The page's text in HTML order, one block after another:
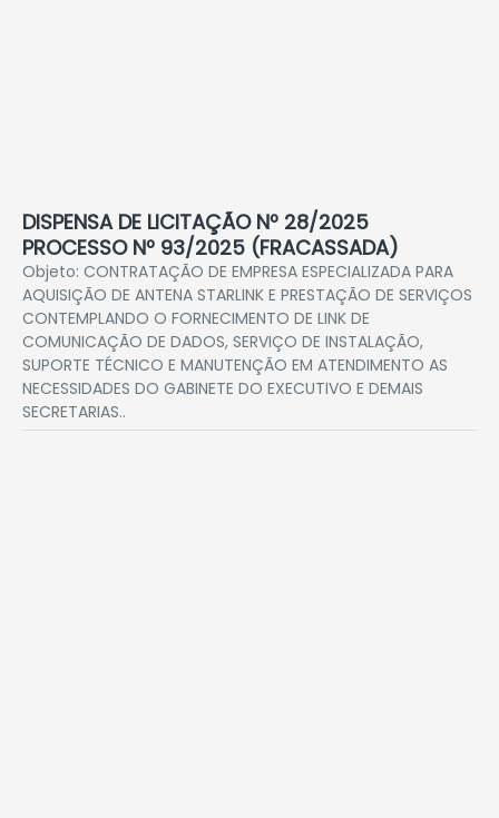
DISPENSA DE LICITAÇÃO Nº 28/2025
PROCESSO Nº 93/2025 (FRACASSADA)
Objeto: CONTRATAÇÃO DE EMPRESA ESPECIALIZADA PARA
AQUISIÇÃO DE ANTENA STARLINK E PRESTAÇÃO DE SERVIÇOS
CONTEMPLANDO O FORNECIMENTO DE LINK DE
COMUNICAÇÃO DE DADOS, SERVIÇO DE INSTALAÇÃO,
SUPORTE TÉCNICO E MANUTENÇÃO EM ATENDIMENTO AS
NECESSIDADES DO GABINETE DO EXECUTIVO E DEMAIS
SECRETARIAS..